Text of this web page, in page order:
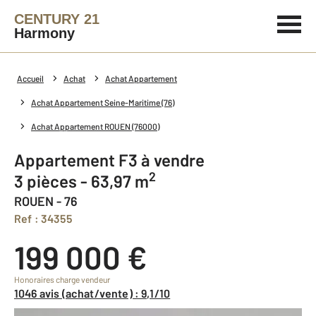
CENTURY 21
Harmony
Accueil Achat Achat Appartement
Achat Appartement Seine-Maritime (76)
Achat Appartement ROUEN (76000)
Appartement F3 à vendre
3 pièces - 63,97 m2
ROUEN - 76
Ref : 34355
199 000 €
Honoraires charge vendeur
1046 avis (achat/vente) : 9,1/10